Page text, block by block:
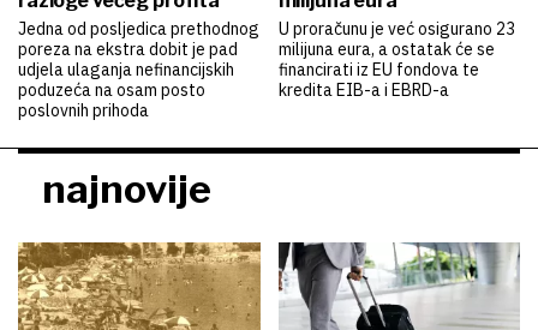
Jedna od posljedica prethodnog
poreza na ekstra dobit je pad
udjela ulaganja nefinancijskih
poduzeća na osam posto
poslovnih prihoda
U proračunu je već osigurano 23
milijuna eura, a ostatak će se
financirati iz EU fondova te
kredita EIB-a i EBRD-a
najnovije